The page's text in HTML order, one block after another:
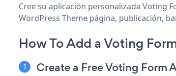
Cree su aplicación personalizada Voting
WordPress Theme página, publicación,
How To Add a Voting
Create a Free Voting Form